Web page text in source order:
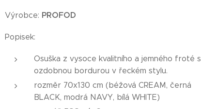
Výrobce: PROFOD
Popisek:
Osuška z vysoce kvalitního a jemného froté s
ozdobnou bordurou v řeckém stylu.
rozměr 70x130 cm (béžová CREAM, černá
BLACK, modrá NAVY, bílá WHITE)